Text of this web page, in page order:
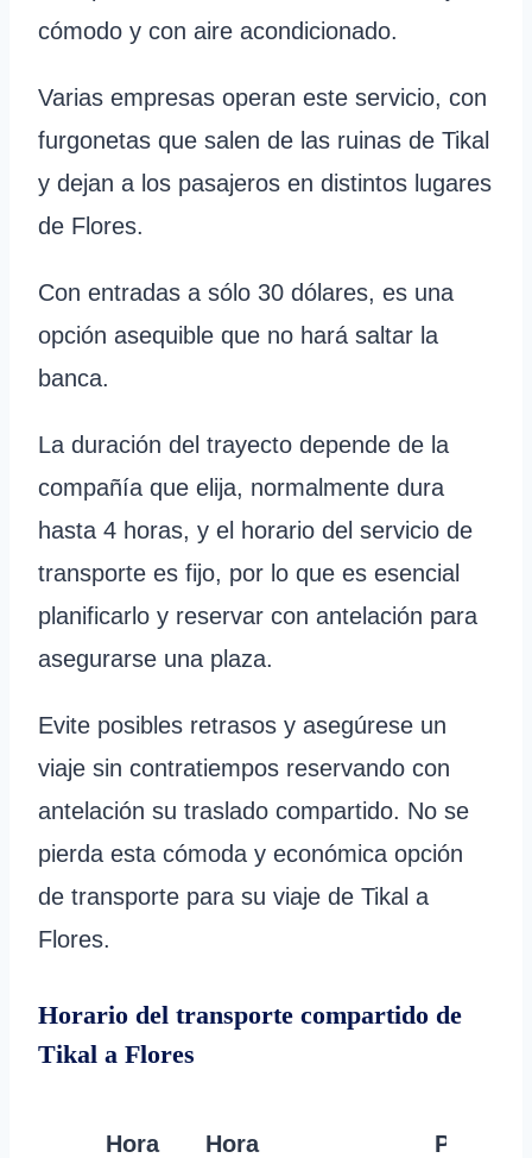
cómodo y con aire acondicionado.
Varias empresas operan este servicio, con
furgonetas que salen de las ruinas de Tikal
y dejan a los pasajeros en distintos lugares
de Flores.
Con entradas a sólo 30 dólares, es una
opción asequible que no hará saltar la
banca.
La duración del trayecto depende de la
compañía que elija, normalmente dura
hasta 4 horas, y el horario del servicio de
transporte es fijo, por lo que es esencial
planificarlo y reservar con antelación para
asegurarse una plaza.
Evite posibles retrasos y asegúrese un
viaje sin contratiempos reservando con
antelación su traslado compartido. No se
pierda esta cómoda y económica opción
de transporte para su viaje de Tikal a
Flores.
Horario del transporte compartido de
Tikal a Flores
Hora
Hora
Precio